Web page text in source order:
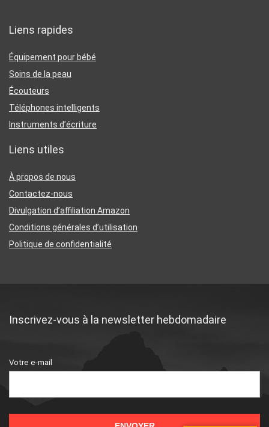
Liens rapides
Équipement pour bébé
Soins de la peau
Écouteurs
Téléphones intelligents
Instruments d’écriture
Liens utiles
À propos de nous
Contactez-nous
Divulgation d’affiliation Amazon
Conditions générales d’utilisation
Politique de confidentialité
Inscrivez-vous à la newsletter hebdomadaire
Votre e-mail